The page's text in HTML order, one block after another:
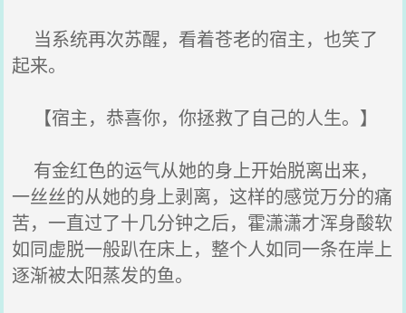
当系统再次苏醒，看着苍老的宿主，也笑了
起来。
【宿主，恭喜你，你拯救了自己的人生。】
有金红色的运气从她的身上开始脱离出来，
一丝丝的从她的身上剥离，这样的感觉万分的痛
苦，一直过了十几分钟之后，霍潇潇才浑身酸软
如同虚脱一般趴在床上，整个人如同一条在岸上
逐渐被太阳蒸发的鱼。